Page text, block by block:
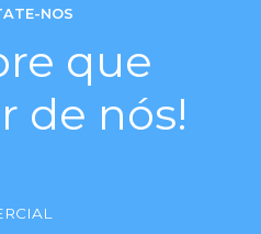
NOS
que
de nós!